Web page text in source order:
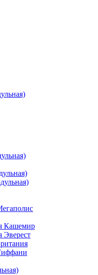
Кашемир
Эверест